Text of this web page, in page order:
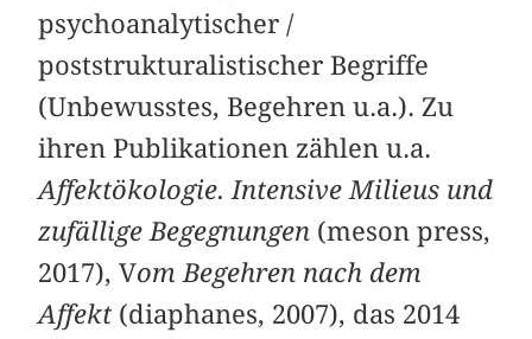
psychoanalytischer /
poststrukturalistischer Begriffe
(Unbewusstes, Begehren u.a.). Zu
ihren Publikationen zählen u.a.
Affektökologie. Intensive Milieus und
zufällige Begegnungen (meson press,
2017), Vom Begehren nach dem
Affekt (diaphanes, 2007), das 2014